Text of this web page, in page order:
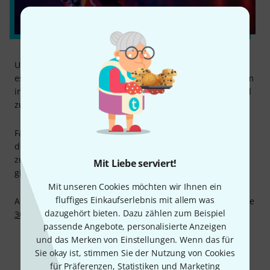
Mit Liebe serviert!
Mit unseren Cookies möchten wir Ihnen ein
fluffiges Einkaufserlebnis mit allem was
dazugehört bieten. Dazu zählen zum Beispiel
passende Angebote, personalisierte Anzeigen
und das Merken von Einstellungen. Wenn das für
Sie okay ist, stimmen Sie der Nutzung von Cookies
für Präferenzen, Statistiken und Marketing
Unser Kaufberater verrät, welche 12-Saiter-Gitarrensaiten
es gibt und worauf man beim Kauf achten sollte. Außerdem
informiert dich der
Online-Ratgeber Saitenkunde
im Detail
zu vielen Fragen, die sich beim Kauf von Saiten stellen.
Falls du doch noch weitere Fragen haben solltest, steht dir
die Thomann Gitarren- und Bass-Abteilung gerne hilfreich
zur Seite, per Telefon 09546-9223-20, im Chat oder unter
gitarre@thomann.de
Auch für ungebrauchte und originalverpackte Saiten gilt die
30-Tage Money-Back-Garantievon Thomann.